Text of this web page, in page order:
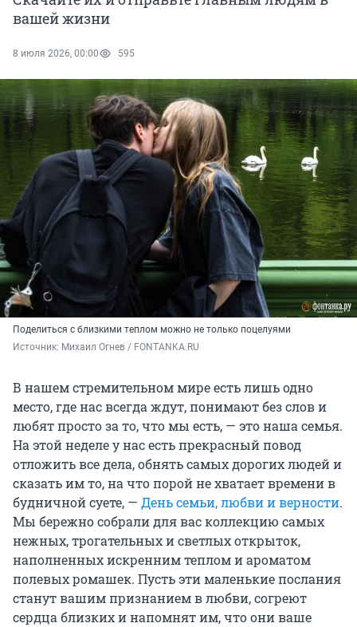
вашей жизни
8 июля 2026, 00:00 595
Поделиться с близкими теплом можно не только поцелуями
Источник: Михаил Огнев / FONTANKA.RU
В нашем стремительном мире есть лишь одно
место, где нас всегда ждут, понимают без слов и
любят просто за то, что мы есть, — это наша семья.
На этой неделе у нас есть прекрасный повод
отложить все дела, обнять самых дорогих людей и
сказать им то, на что порой не хватает времени в
будничной суете, — День семьи, любви и верности.
Мы бережно собрали для вас коллекцию самых
нежных, трогательных и светлых открыток,
наполненных искренним теплом и ароматом
полевых ромашек. Пусть эти маленькие послания
станут вашим признанием в любви, согреют
сердца близких и напомнят им, что они ваше